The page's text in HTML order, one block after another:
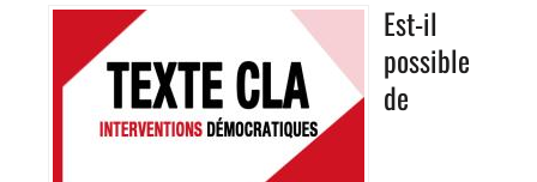
Est-il
possible
de